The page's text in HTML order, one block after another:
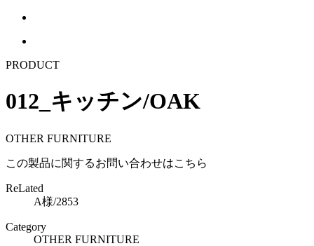
PRODUCT
012_キッチン/OAK
OTHER FURNITURE
この製品に関するお問い合わせはこちら
ReLated
A様/2853
Category
OTHER FURNITURE